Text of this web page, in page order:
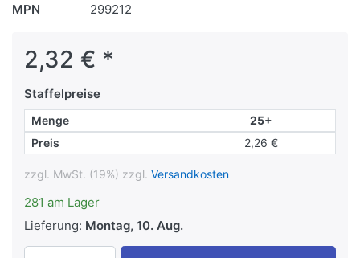
MPN
299212
2,32 € *
Staffelpreise
Menge
25+
Preis
2,26 €
zzgl. MwSt. (19%) zzgl. Versandkosten
281 am Lager
Lieferung: Montag, 10. Aug.